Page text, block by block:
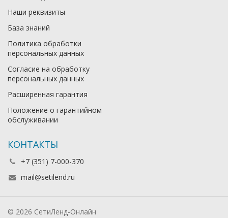
Наши реквизиты
База знаний
Политика обработки
персональных данных
Согласие на обработку
персональных данных
Расширенная гарантия
Положение о гарантийном
обслуживании
КОНТАКТЫ
+7 (351) 7-000-370
mail@setilend.ru
© 2026 СетиЛенд-Онлайн